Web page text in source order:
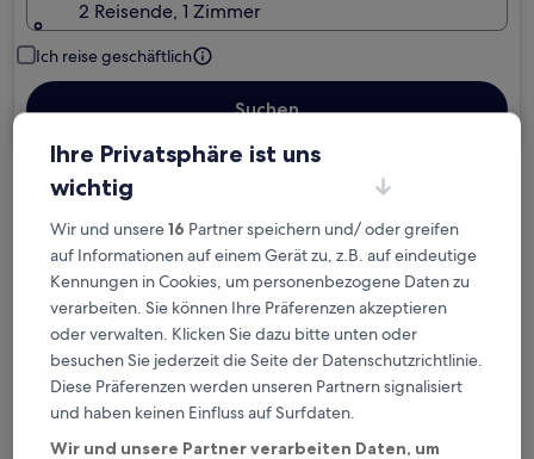
2 Reisende, 1 Zimmer
Ich reise geschäftlich
Suchen
Kostenlose Stornierung bei
Planänderungen
Verdiene Prämien für jede
wahrgenommene Übernachtung
Mehr sparen mit Preisen für Mitglieder
Ihre Privatsphäre ist uns
wichtig
Wir und unsere16 Partner speichern und/ oder greifen
auf Informationen auf einem Gerät zu, z.B. auf eindeutige
Kennungen in Cookies, um personenbezogene Daten zu
verarbeiten. Sie können Ihre Präferenzen akzeptieren
oder verwalten. Klicken Sie dazu bitte unten oder
besuchen Sie jederzeit die Seite der Datenschutzrichtlinie.
Diese Präferenzen werden unseren Partnern signalisiert
und haben keinen Einfluss auf Surfdaten.
Wir und unsere Partner verarbeiten Daten, um